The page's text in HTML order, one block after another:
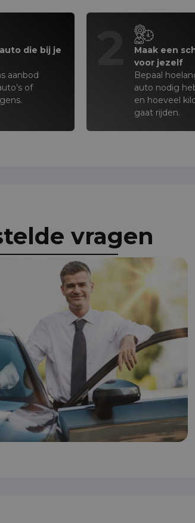
die bij je
aanbod
of
Maak een
voor jezelf
Bepaal
auto nodig
en hoeveel
gaat rijden.
vragen